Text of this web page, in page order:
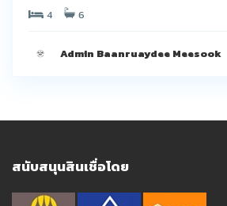
4
6
Admin Baanruaydee Meesook
สนับสนุนสินเชื่อโดย